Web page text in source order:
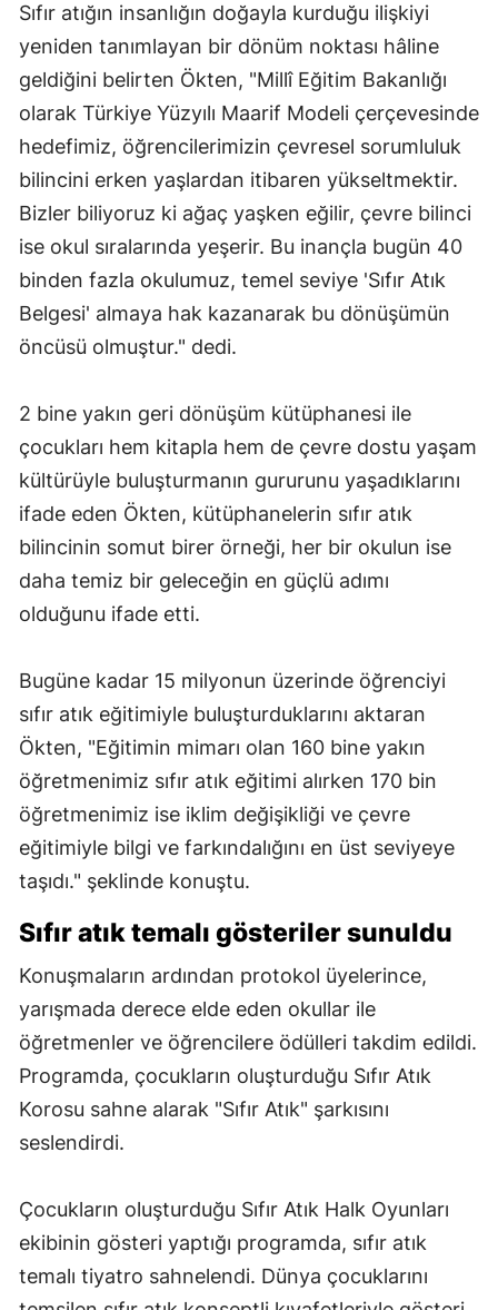
Sıfır atığın insanlığın doğayla kurduğu ilişkiyi
yeniden tanımlayan bir dönüm noktası hâline
geldiğini belirten Ökten, "Millî Eğitim Bakanlığı
olarak Türkiye Yüzyılı Maarif Modeli çerçevesinde
hedefimiz, öğrencilerimizin çevresel sorumluluk
bilincini erken yaşlardan itibaren yükseltmektir.
Bizler biliyoruz ki ağaç yaşken eğilir, çevre bilinci
ise okul sıralarında yeşerir. Bu inançla bugün 40
binden fazla okulumuz, temel seviye 'Sıfır Atık
Belgesi' almaya hak kazanarak bu dönüşümün
öncüsü olmuştur." dedi.
2 bine yakın geri dönüşüm kütüphanesi ile
çocukları hem kitapla hem de çevre dostu yaşam
kültürüyle buluşturmanın gururunu yaşadıklarını
ifade eden Ökten, kütüphanelerin sıfır atık
bilincinin somut birer örneği, her bir okulun ise
daha temiz bir geleceğin en güçlü adımı
olduğunu ifade etti.
Bugüne kadar 15 milyonun üzerinde öğrenciyi
sıfır atık eğitimiyle buluşturduklarını aktaran
Ökten, "Eğitimin mimarı olan 160 bine yakın
öğretmenimiz sıfır atık eğitimi alırken 170 bin
öğretmenimiz ise iklim değişikliği ve çevre
eğitimiyle bilgi ve farkındalığını en üst seviyeye
taşıdı." şeklinde konuştu.
Sıfır atık temalı gösteriler sunuldu
Konuşmaların ardından protokol üyelerince,
yarışmada derece elde eden okullar ile
öğretmenler ve öğrencilere ödülleri takdim edildi.
Programda, çocukların oluşturduğu Sıfır Atık
Korosu sahne alarak "Sıfır Atık" şarkısını
seslendirdi.
Çocukların oluşturduğu Sıfır Atık Halk Oyunları
ekibinin gösteri yaptığı programda, sıfır atık
temalı tiyatro sahnelendi. Dünya çocuklarını